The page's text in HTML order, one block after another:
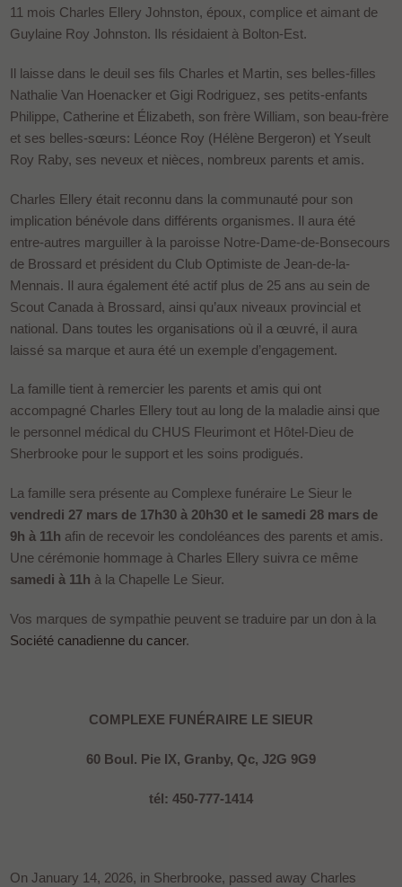
11 mois Charles Ellery Johnston, époux, complice et aimant de
Guylaine Roy Johnston. Ils résidaient à Bolton-Est.
Il laisse dans le deuil ses fils Charles et Martin, ses belles-filles
Nathalie Van Hoenacker et Gigi Rodriguez, ses petits-enfants
Philippe, Catherine et Élizabeth, son frère William, son beau-frère
et ses belles-sœurs: Léonce Roy (Hélène Bergeron) et Yseult
Roy Raby, ses neveux et nièces, nombreux parents et amis.
Charles Ellery était reconnu dans la communauté pour son
implication bénévole dans différents organismes. Il aura été
entre-autres marguiller à la paroisse Notre-Dame-de-Bonsecours
de Brossard et président du Club Optimiste de Jean-de-la-
Mennais. Il aura également été actif plus de 25 ans au sein de
Scout Canada à Brossard, ainsi qu’aux niveaux provincial et
national. Dans toutes les organisations où il a œuvré, il aura
laissé sa marque et aura été un exemple d’engagement.
La famille tient à remercier les parents et amis qui ont
accompagné Charles Ellery tout au long de la maladie ainsi que
le personnel médical du CHUS Fleurimont et Hôtel-Dieu de
Sherbrooke pour le support et les soins prodigués.
La famille sera présente au Complexe funéraire Le Sieur le
vendredi 27 mars de 17h30 à 20h30 et le samedi 28 mars de
9h à 11h afin de recevoir les condoléances des parents et amis.
Une cérémonie hommage à Charles Ellery suivra ce même
samedi à 11h à la Chapelle Le Sieur.
Vos marques de sympathie peuvent se traduire par un don à la
Société canadienne du cancer.
COMPLEXE FUNÉRAIRE LE SIEUR
60 Boul. Pie IX, Granby, Qc, J2G 9G9
tél: 450-777-1414
On January 14, 2026, in Sherbrooke, passed away Charles